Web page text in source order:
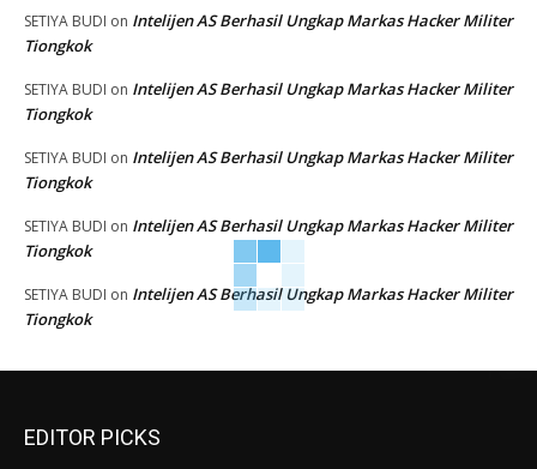
SETIYA BUDI on Intelijen AS Berhasil Ungkap Markas Hacker Militer
Tiongkok
SETIYA BUDI on Intelijen AS Berhasil Ungkap Markas Hacker Militer
Tiongkok
SETIYA BUDI on Intelijen AS Berhasil Ungkap Markas Hacker Militer
Tiongkok
SETIYA BUDI on Intelijen AS Berhasil Ungkap Markas Hacker Militer
Tiongkok
SETIYA BUDI on Intelijen AS Berhasil Ungkap Markas Hacker Militer
Tiongkok
EDITOR PICKS